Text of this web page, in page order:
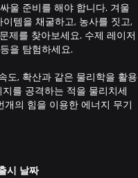
울 준비를 해야 합니다. 겨울
템을 채굴하고, 농사를 짓고,
제를 찾아보세요. 수제 레이저
을 탐험하세요.
도, 확산과 같은 물리학을 활용
를 공격하는 적을 물리치세
의 힘을 이용한 에너지 무기
구들)의 표적이 될 수 있으니
시 날짜